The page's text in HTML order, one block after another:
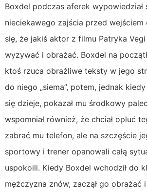
Boxdel podczas aferek wypowiedział
nieciekawego zajścia przed wejściem
się, że jakiś aktor z filmu Patryka
wyzywać i obrażać. Boxdel na
ktoś rzuca obraźliwe teksty w jego
do niego „siema”, potem, jednak
się dzieje, pokazał mu środkowy
wspomniał również, że chciał opluć
zabrać mu telefon, ale na szczęście
sportowy i trener opanowali całą
uspokoili. Kiedy Boxdel wchodził do
mężczyzna znów, zaczął go obrażać